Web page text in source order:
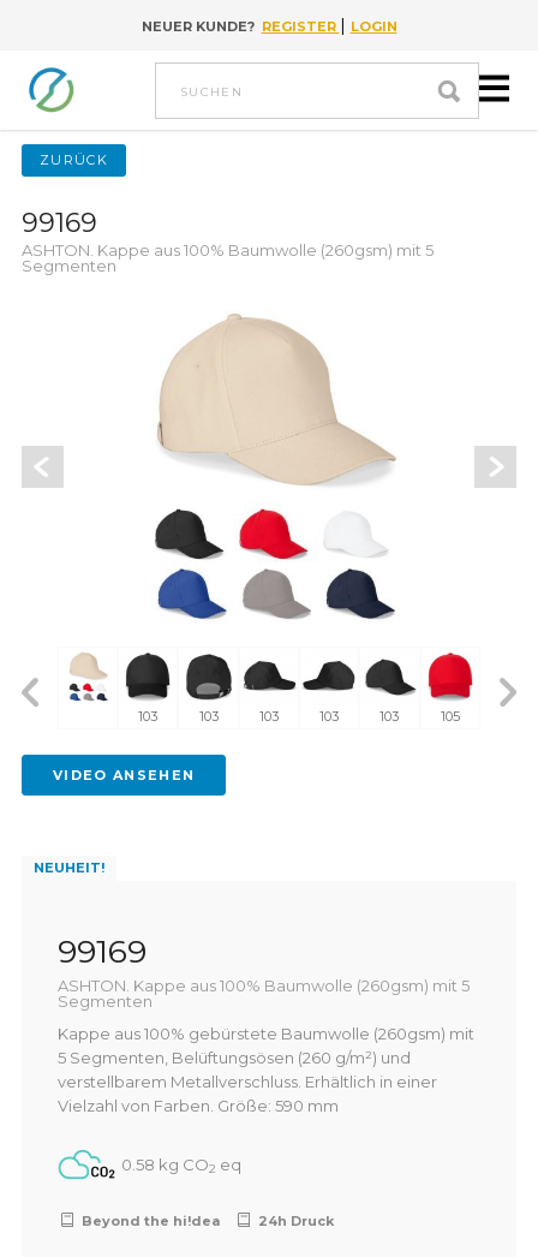
Go to contentNEUER KUNDE? REGISTER | LOGIN
suchen
ZURÜCK
99169
ASHTON. Kappe aus 100% Baumwolle (260gsm) mit 5
Segmenten
103 103 103 103 103 105
VIDEO ANSEHEN
NEUHEIT!
99169
ASHTON. Kappe aus 100% Baumwolle (260gsm) mit 5
Segmenten
Kappe aus 100% gebürstete Baumwolle (260gsm) mit
5 Segmenten, Belüftungsösen (260 g/m²) und
verstellbarem Metallverschluss. Erhältlich in einer
Vielzahl von Farben. Größe: 590 mm
0.58 kg CO2 eq
Beyond the hi!dea 24h Druck